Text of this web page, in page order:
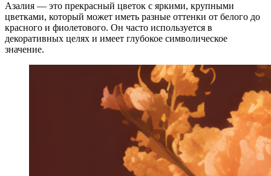
Азалия — это прекрасный цветок с яркими, крупными
цветками, который может иметь разные оттенки от белого до
красного и фиолетового. Он часто используется в
декоративных целях и имеет глубокое символическое
значение.